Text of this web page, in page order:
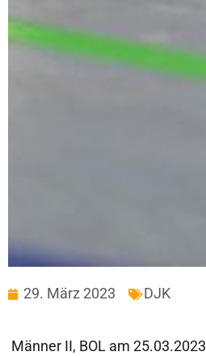
29. März 2023 DJK
Männer II, BOL am 25.03.2023